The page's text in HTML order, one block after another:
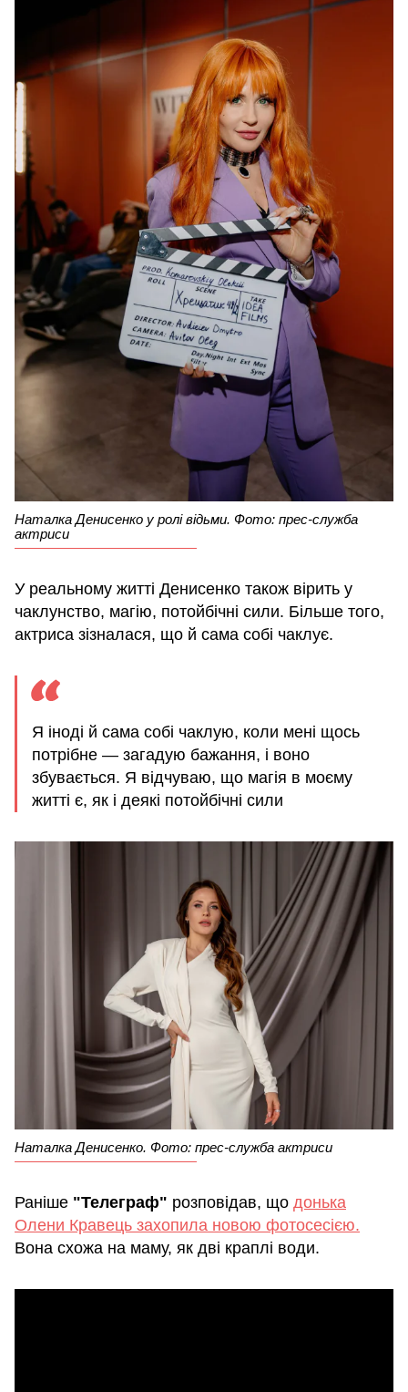
Наталка Денисенко у ролі відьми. Фото: прес-служба
актриси
У реальному житті Денисенко також вірить у
чаклунство, магію, потойбічні сили. Більше того,
актриса зізналася, що й сама собі чаклує.
Я іноді й сама собі чаклую, коли мені щось
потрібне — загадую бажання, і воно
збувається. Я відчуваю, що магія в моєму
житті є, як і деякі потойбічні сили
Наталка Денисенко. Фото: прес-служба актриси
Раніше "Телеграф" розповідав, що донька
Олени Кравець захопила новою фотосесією.
Вона схожа на маму, як дві краплі води.